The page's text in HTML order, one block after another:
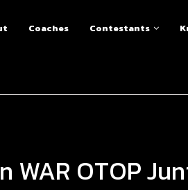
Coaches Contestants
WAR OTOP